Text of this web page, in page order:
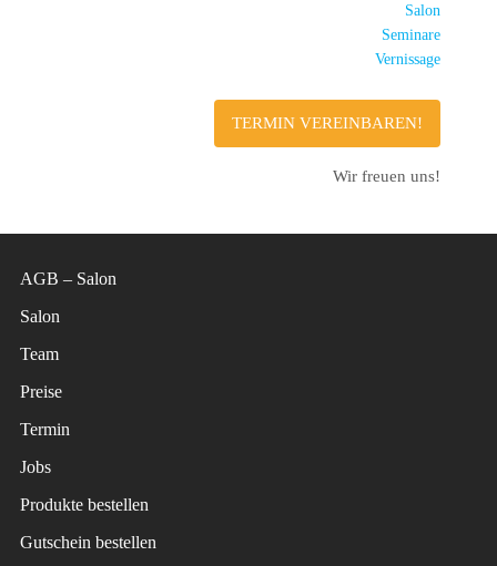
Salon
Seminare
Vernissage
TERMIN VEREINBAREN!
Wir freuen uns!
AGB – Salon
Salon
Team
Preise
Termin
Jobs
Produkte bestellen
Gutschein bestellen